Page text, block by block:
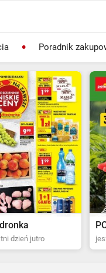
Poradnik
dzień jutro